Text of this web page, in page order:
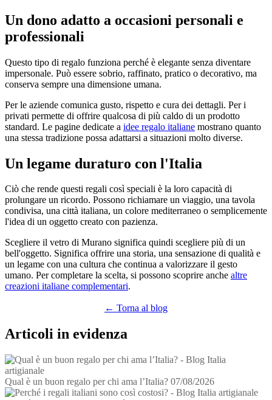
Un dono adatto a occasioni personali e
professionali
Questo tipo di regalo funziona perché è elegante senza diventare
impersonale. Può essere sobrio, raffinato, pratico o decorativo, ma
conserva sempre una dimensione umana.
Per le aziende comunica gusto, rispetto e cura dei dettagli. Per i
privati permette di offrire qualcosa di più caldo di un prodotto
standard. Le pagine dedicate a idee regalo italiane mostrano quanto
una stessa tradizione possa adattarsi a situazioni molto diverse.
Un legame duraturo con l'Italia
Ciò che rende questi regali così speciali è la loro capacità di
prolungare un ricordo. Possono richiamare un viaggio, una tavola
condivisa, una città italiana, un colore mediterraneo o semplicemente
l'idea di un oggetto creato con pazienza.
Scegliere il vetro di Murano significa quindi scegliere più di un
bell'oggetto. Significa offrire una storia, una sensazione di qualità e
un legame con una cultura che continua a valorizzare il gesto
umano. Per completare la scelta, si possono scoprire anche altre
creazioni italiane complementari.
← Torna al blog
Articoli in evidenza
Qual è un buon regalo per chi ama l’Italia? 07/08/2026